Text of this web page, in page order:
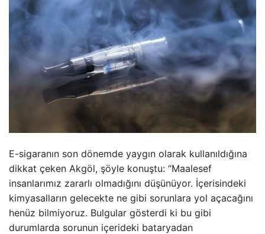
E-sigaranın son dönemde yaygın olarak kullanıldığına
dikkat çeken Akgöl, şöyle konuştu: “Maalesef
insanlarımız zararlı olmadığını düşünüyor. İçerisindeki
kimyasalların gelecekte ne gibi sorunlara yol açacağını
henüz bilmiyoruz. Bulgular gösterdi ki bu gibi
durumlarda sorunun içerideki bataryadan